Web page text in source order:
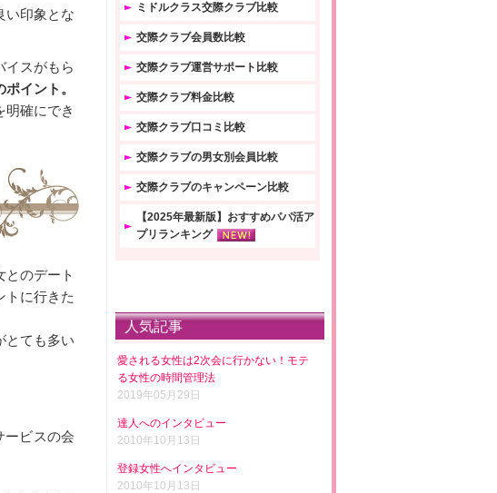
い印象とな
イスがもら
イント。
明確にでき
とのデート
トに行きた
とても多い
ービスの会
ミドルクラス交際クラブ比較
交際クラブ会員数比較
交際クラブ運営サポート比較
交際クラブ料金比較
交際クラブ口コミ比較
交際クラブの男女別会員比較
交際クラブのキャンペーン比較
【2025年最新版】おすすめパパ活ア
プリランキング
人気記事
愛される女性は2次会に行かない！モテ
る女性の時間管理法
2019年05月29日
達人へのインタビュー
2010年10月13日
登録女性へインタビュー
2010年10月13日